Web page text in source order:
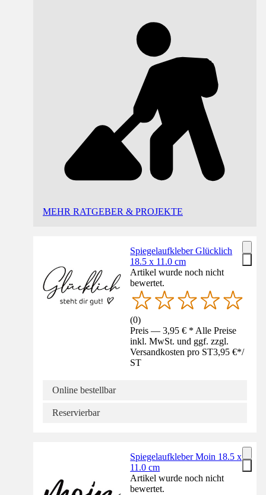
MEHR RATGEBER & PROJEKTE
Spiegelaufkleber Glücklich
18.5 x 11.0 cm
Artikel wurde noch nicht
bewertet.
(0)
Preis — 3,95 € * Alle Preise
inkl. MwSt. und ggf. zzgl.
Versandkosten pro ST3,95 €*/
ST
Online bestellbar
Reservierbar
Spiegelaufkleber Moin 18.5 x
11.0 cm
Artikel wurde noch nicht
bewertet.